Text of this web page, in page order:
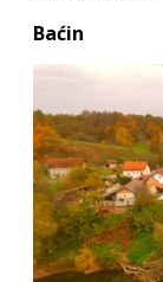
Baćin